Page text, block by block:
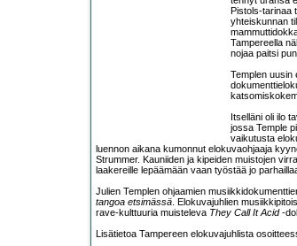
Pistols-tarinaa
yhteiskunnan
Tampereella
nojaa paitsi
Templen uusin
Itselläni oli ilo
jossa Temple
vaikutusta
luennon aikana kumonnut elokuvaohjaaja
Strummer. Kauniiden ja kipeiden muistojen
laakereille lepäämään vaan työstää jo
Julien Templen ohjaamien
tangoa etsimässä. Elokuvajuhlien
rave-kulttuuria muisteleva They Call It Acid-
Lisätietoa Tampereen elokuvajuhlista